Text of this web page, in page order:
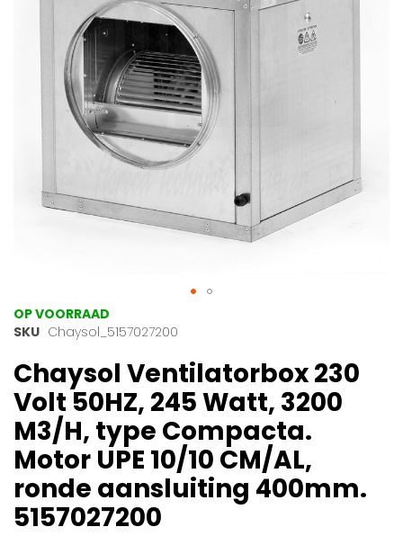
afbeeldingen-
Ga
naar
begin
van
de
afbeeldingen-
gallerij
OP VOORRAAD
SKU Chaysol_5157027200
Chaysol Ventilatorbox 230
Volt 50HZ, 245 Watt, 3200
M3/H, type Compacta.
Motor UPE 10/10 CM/AL,
ronde aansluiting 400mm.
5157027200